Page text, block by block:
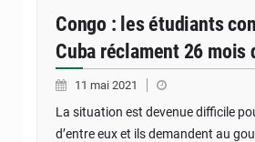
Congo : les étudiants
Cuba réclament 26 mois
11 mai 2021
La situation est devenue difficile
d’entre eux et ils demandent au